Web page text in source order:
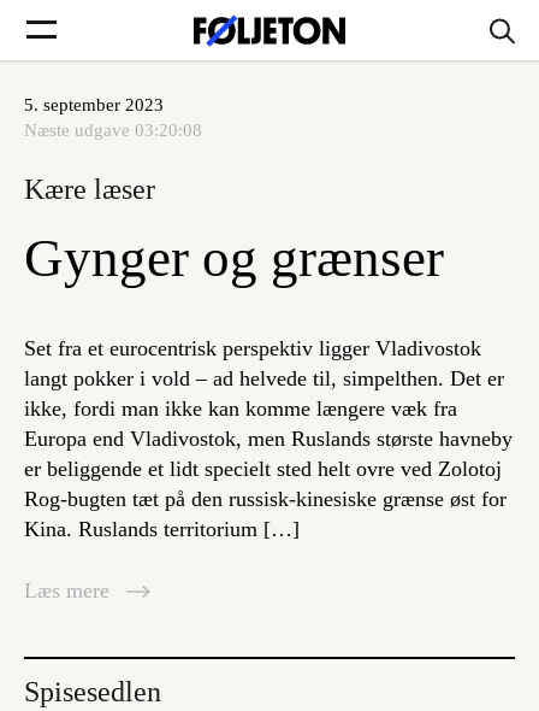
Forsider
Føljetoner
Søg
Min side
Log ind
5. september 2023
Næste udgave 03:20:08
Kære læser
Gynger og grænser
Set fra et eurocentrisk perspektiv ligger Vladivostok
langt pokker i vold – ad helvede til, simpelthen. Det er
ikke, fordi man ikke kan komme længere væk fra
Europa end Vladivostok, men Ruslands største havneby
er beliggende et lidt specielt sted helt ovre ved Zolotoj
Rog-bugten tæt på den russisk-kinesiske grænse øst for
Kina. Ruslands territorium […]
Læs mere
Spisesedlen